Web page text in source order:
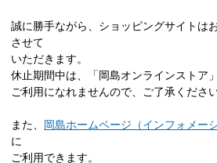
誠に勝手ながら、ショッピングサイトは
させて
いただきます。
休止期間中は、「岡島オンラインストア
ご利用になれませんので、ご了承ください
また、 岡島ホームページ（インフォメー
に
ご利用できます。